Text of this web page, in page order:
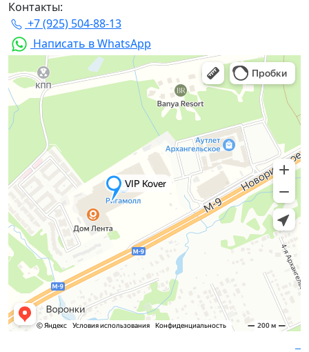
Контакты:
+7 (925) 504-88-13
Написать в WhatsApp